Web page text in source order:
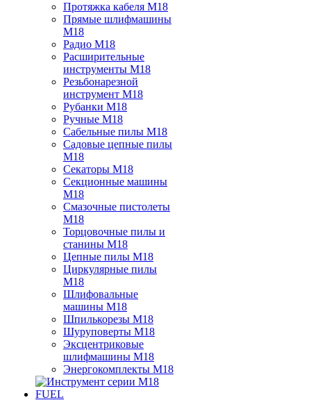
Протяжка кабеля M18
Прямые шлифмашины
M18
Радио M18
Расширительные
инструменты M18
Резьбонарезной
инструмент M18
Рубанки M18
Ручные M18
Сабельные пилы M18
Садовые цепные пилы
M18
Секаторы M18
Секционные машины
M18
Смазочные пистолеты
M18
Торцовочные пилы и
станины M18
Цепные пилы M18
Циркулярные пилы
M18
Шлифовальные
машины M18
Шпилькорезы M18
Шуруповерты M18
Эксцентриковые
шлифмашины M18
Энергокомплекты M18